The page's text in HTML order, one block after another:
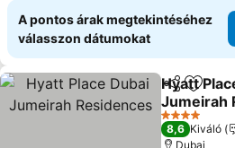
A pontos árak megtekintéséhez
válasszon dátumokat
Megosztás
Hyatt
Jumeirah
Árak
4 Kategória
8,6 Kiváló
Dubaj